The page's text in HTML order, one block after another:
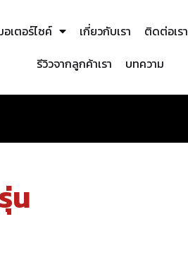
อเตอร์ไซค์ เกี่ยวกับเรา ติดต่อเรา
รีวิวจากลูกค้าเรา
บทความ
น